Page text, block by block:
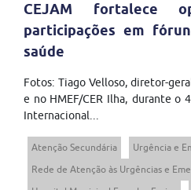
CEJAM fortalece
participações em
saúde
Fotos: Tiago Velloso, diretor-
e no HMEF/CER Ilha, durante o
Internacional...
Atenção Secundária Urgência e
Rede de Atenção às Urgências e